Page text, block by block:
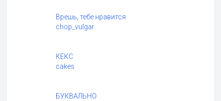
Врешь, тебе нравится
chop_vulgar
КЕКС
cakes
БУКВАЛЬНО